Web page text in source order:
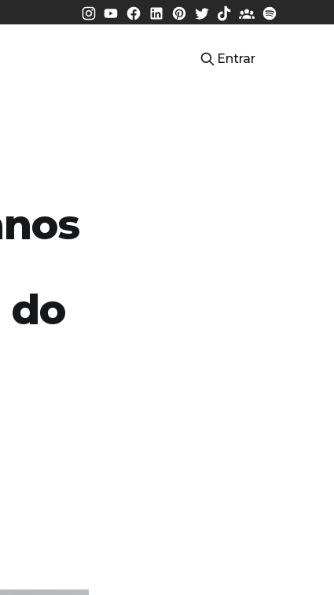
Entrar
do